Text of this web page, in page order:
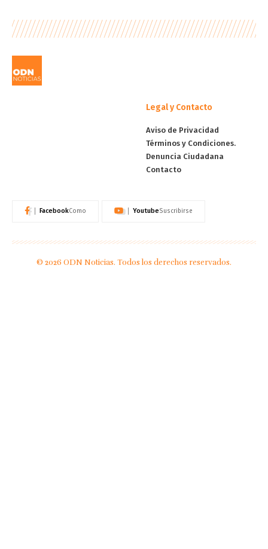
Legal y Contacto
Aviso de Privacidad
Términos y Condiciones.
Denuncia Ciudadana
Contacto
FacebookComo YoutubeSuscribirse
© 2026 ODN Noticias. Todos los derechos reservados.